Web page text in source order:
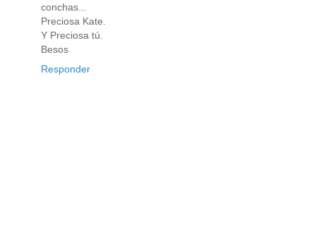
conchas...
Preciosa Kate.
Y Preciosa tú.
Besos
Responder